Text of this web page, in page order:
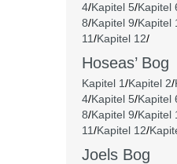
4/Kapitel 5/Kapitel
8/Kapitel 9/Kapitel
11/Kapitel 12/
Hoseas’ Bog
Kapitel 1/Kapitel 2/
4/Kapitel 5/Kapitel
8/Kapitel 9/Kapitel
11/Kapitel 12/
Joels Bog